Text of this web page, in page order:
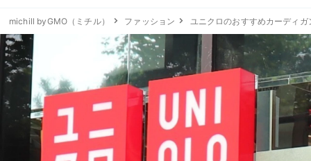
michill byGMO（ミチル） ファッション ユニクロのおすすめカーディガ